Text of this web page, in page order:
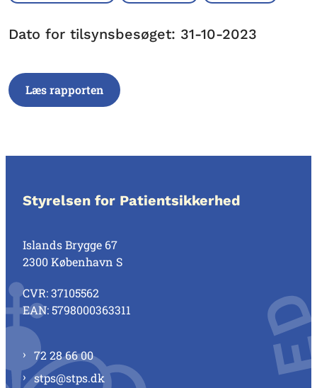
Dato for tilsynsbesøget: 31-10-2023
Læs rapporten
Styrelsen for Patientsikkerhed
Islands Brygge 67
2300 København S
CVR: 37105562
EAN: 5798000363311
72 28 66 00
stps@stps.dk